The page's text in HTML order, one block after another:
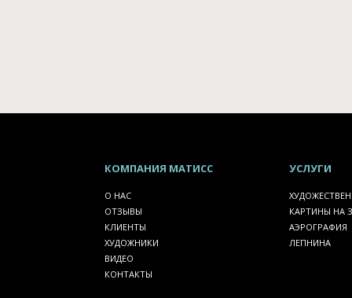
КОМПАНИЯ МАТИСС
О НАС
ОТЗЫВЫ
КЛИЕНТЫ
ХУДОЖНИКИ
ВИДЕО
КОНТАКТЫ
УСЛУГИ
КАРТИНЫ НА
АЭРОГРАФИЯ
ЛЕПНИНА